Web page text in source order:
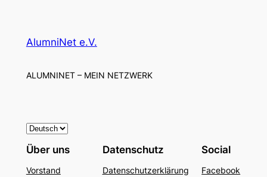
AlumniNet e.V.
ALUMNINET – MEIN NETZWERK
S
p
a
Über uns
Vorstand
Datenschutz
Datenschutzerklärung
Social
Facebook